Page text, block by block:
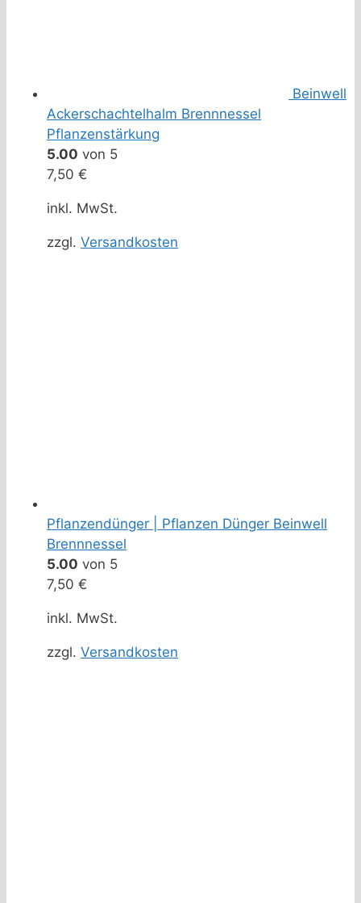
Beinwell
Ackerschachtelhalm Brennnessel
Pflanzenstärkung
5.00 von 5
7,50 €
inkl. MwSt.
zzgl. Versandkosten
Pflanzendünger | Pflanzen Dünger Beinwell
Brennnessel
5.00 von 5
7,50 €
inkl. MwSt.
zzgl. Versandkosten